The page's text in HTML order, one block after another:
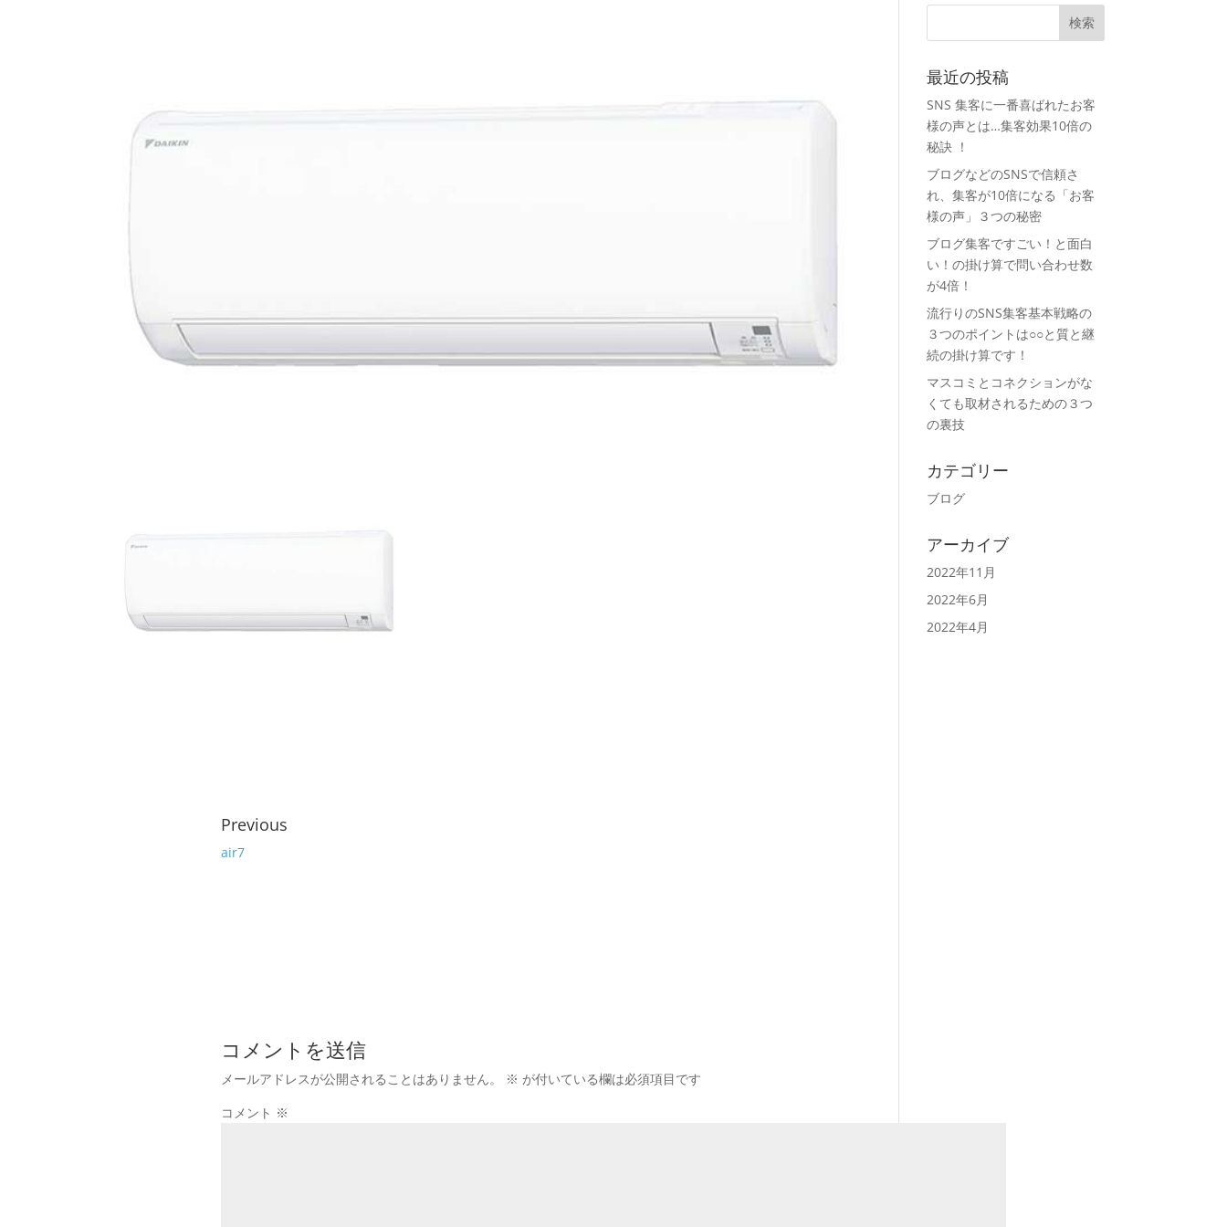
最近の投稿
SNS 集客に一番喜ばれたお客
様の声とは…集客効果10倍の
秘訣 ！
ブログなどのSNSで信頼さ
れ、集客が10倍になる「お客
様の声」３つの秘密
ブログ集客ですごい！と面白
い！の掛け算で問い合わせ数
が4倍！
流行りのSNS集客基本戦略の
３つのポイントは○○と質と継
続の掛け算です！
マスコミとコネクションがな
くても取材されるための３つ
の裏技
カテゴリー
ブログ
アーカイブ
2022年11月
2022年6月
2022年4月
Previous
air7
コメントを送信
メールアドレスが公開されることはありません。 ※ が付いている欄は必須項目です
コメント ※